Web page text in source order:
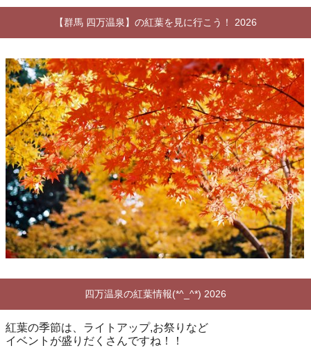
【群馬 四万温泉】の紅葉を見に行こう！ 2026
四万温泉の紅葉情報(*^_^*) 2026
紅葉の季節は、ライトアップ,お祭りなど
イベントが盛りだくさんですね！！